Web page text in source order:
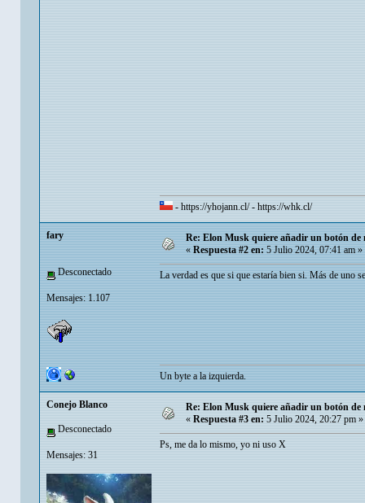
- https://yhojann.cl/- https://whk.cl/
fary
Desconectado
Mensajes: 1.107
Re: Elon Musk quiere añadir un botón de
«Respuesta #2 en:5 Julio 2024, 07:41 am »
La verdad es que si que estaría bien si. Más de uno
Un byte a la izquierda.
Conejo Blanco
Desconectado
Mensajes: 31
Re: Elon Musk quiere añadir un botón de
« Respuesta #3 en: 5 Julio 2024, 20:27 pm »
Ps, me da lo mismo, yo ni uso X